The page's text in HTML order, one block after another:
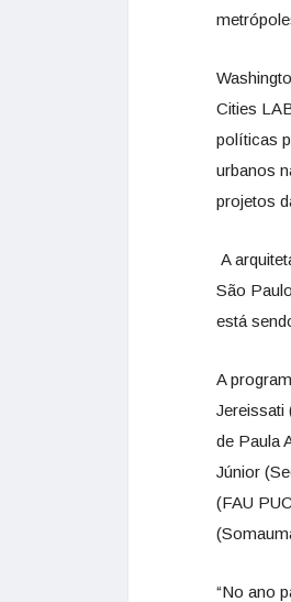
Cities
políticas
urbanos
projetos
A
São
está
A
Jereissati
de Paula
Júnior
(FAU
“No ano